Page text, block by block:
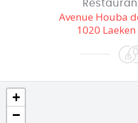
Avenue Houba
1020
+
−